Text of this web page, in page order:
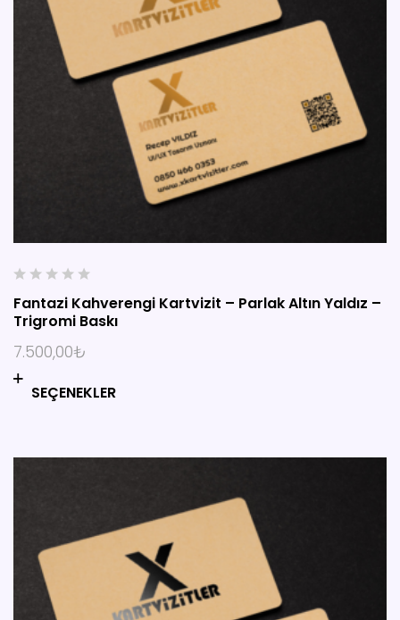
SEÇENEKLER
0
o
u
t
o
f
Fantazi Kahverengi Kartvizit – Parlak Altın Yaldız –
Trigromi Baskı
7.500,00₺